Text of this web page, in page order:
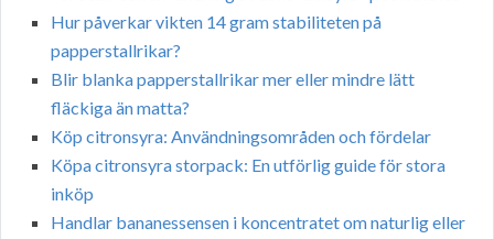
Hur påverkar vikten 14 gram stabiliteten på
papperstallrikar?
Blir blanka papperstallrikar mer eller mindre lätt
fläckiga än matta?
Köp citronsyra: Användningsområden och fördelar
Köpa citronsyra storpack: En utförlig guide för stora
inköp
Handlar bananessensen i koncentratet om naturlig eller